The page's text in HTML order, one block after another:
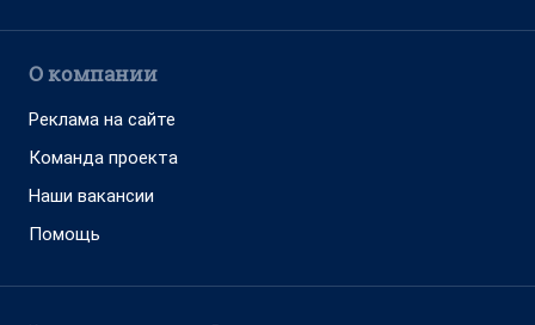
О компании
Реклама на сайте
Команда проекта
Наши вакансии
Помощь